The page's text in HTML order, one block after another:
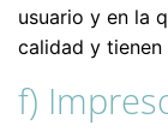
usuario y en la
calidad y
f)